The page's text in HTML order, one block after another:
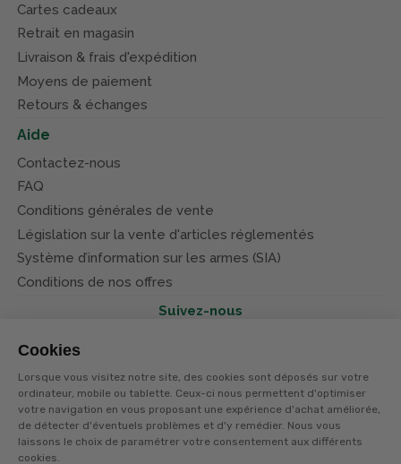
Cookies
Lorsque vous visitez notre site, des cookies sont déposés sur votre
ordinateur, mobile ou tablette. Ceux-ci nous permettent d'optimiser
votre navigation en vous proposant une expérience d'achat améliorée,
de détecter d'éventuels problèmes et d'y remédier. Nous vous
laissons le choix de paramétrer votre consentement aux différents
cookies.
Cartes cadeaux
Retrait en magasin
Livraison & frais d'expédition
Moyens de paiement
Retours & échanges
Aide
Contactez-nous
FAQ
Conditions générales de vente
Législation sur la vente d'articles réglementés
Système d’information sur les armes (SIA)
Conditions de nos offres
Suivez-nous
© Terres et eaux 2026
Politique de confidentialité
Mentions légales
CGV